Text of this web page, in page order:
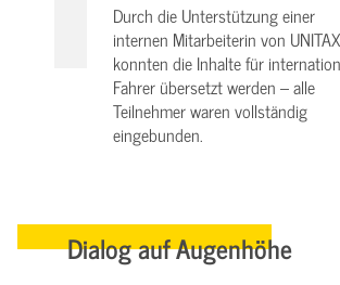
Durch die Unterstützung einer
internen Mitarbeiterin von UNITAX
konnten die Inhalte für
Fahrer übersetzt werden – alle
Teilnehmer waren vollständig
eingebunden.
Dialog auf Augenhöhe